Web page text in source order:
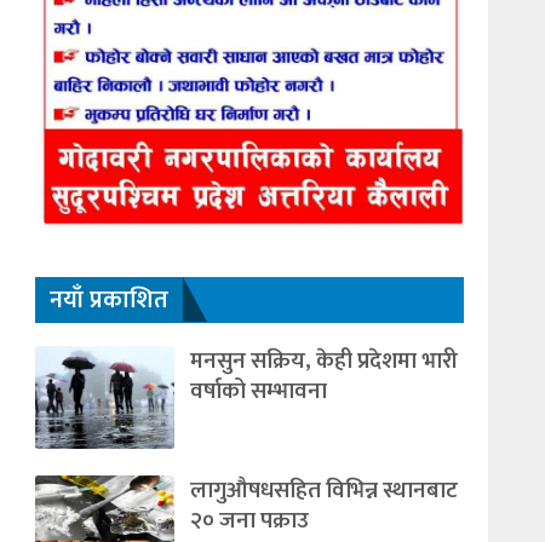
नयाँ प्रकाशित
मनसुन सक्रिय, केही प्रदेशमा भारी
वर्षाको सम्भावना
लागुऔषधसहित विभिन्न स्थानबाट
२० जना पक्राउ